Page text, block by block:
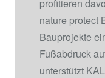
profitieren
nature protect
Bauprojekte
Fußabdruck
unterstützt